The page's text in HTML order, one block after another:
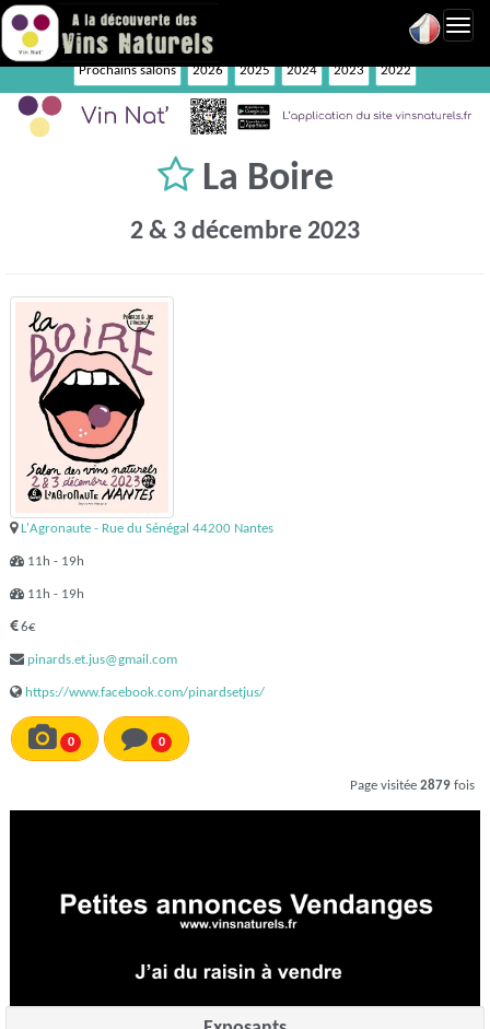
Prochains salons 2026 2025 2024 2023 2022
La Boire
2 & 3 décembre 2023
L'Agronaute - Rue du Sénégal 44200 Nantes
11h - 19h
11h - 19h
6€
pinards.et.jus@gmail.com
https://www.facebook.com/pinardsetjus/
0 0
Page visitée 2879 fois